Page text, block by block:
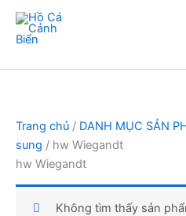
Nhảy
Trang chủ / DANH MỤC SẢN
sung / hw Wiegandt
hw Wiegandt
Không tìm thấy sản